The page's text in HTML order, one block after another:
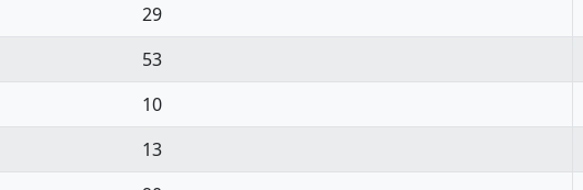
29
53
10
13